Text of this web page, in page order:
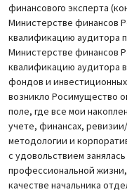
финансового эксперта
Министерстве финансов
квалификацию аудитора
Министерстве финансов
квалификацию аудитора
фондов и
возникло Росимущество
поле, где все мои
учете, финансах,
методологии и
с удовольствием
профессиональной
качестве начальника